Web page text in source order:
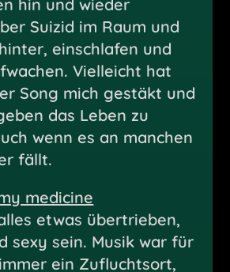
hin und wieder
Suizid im Raum und
einschlafen und
Vielleicht hat
Song mich gestäkt und
das Leben zu
wenn es an manchen
fällt.
medicine
etwas übertrieben,
sexy sein. Musik war für
ein Zufluchtsort,